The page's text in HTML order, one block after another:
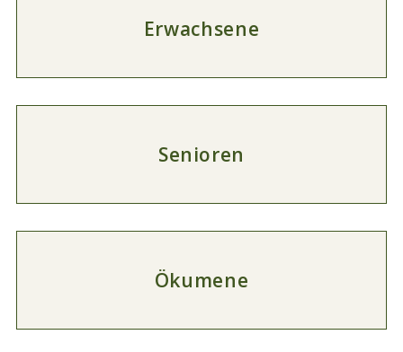
Erwachsene
Senioren
Ökumene